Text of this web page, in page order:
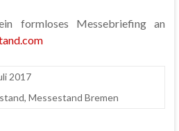
formloses Messebriefing an
2017
, Messestand Bremen